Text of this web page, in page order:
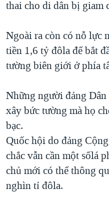
thai cho di dân bị giam
Ngoài ra còn có nỗ lực
tiền 1,6 tỷ đôla để bắt
tường biên giới ở phía
Những người đảng
xây bức tường mà họ
bạc.
Quốc hội do đảng
chắc vẫn cần một sốlá
chủ mới có thể thông
nghìn tỉ đôla.